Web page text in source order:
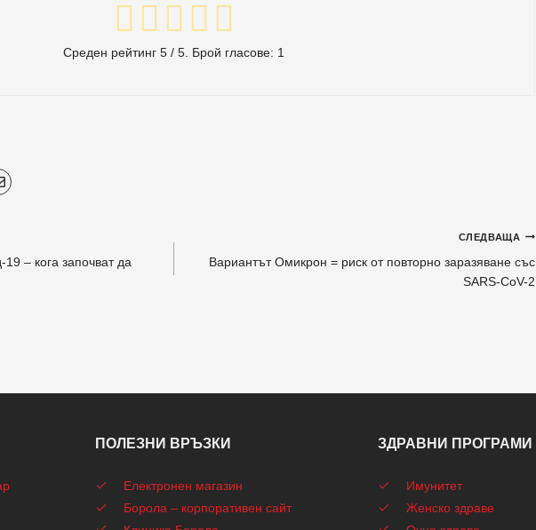
Среден рейтинг 5 / 5. Брой гласове: 1
– кога започват да
СЛЕДВАЩА
Вариантът Омикрон = риск от повторно заразяване със
SARS-CoV-2
ПОЛЕЗНИ ВРЪЗКИ
Електронен магазин
Борола – корпоративен сайт
ЗДРАВНИ ПРОГРАМИ
Имунитет
Женско здраве